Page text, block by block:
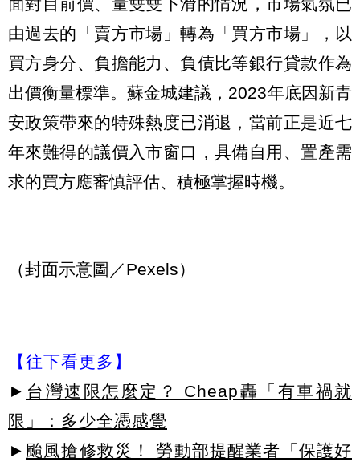
面對目前價、量雙雙下滑的情況，市場氣氛已
由過去的「賣方市場」轉為「買方市場」，以
買方身分、負擔能力、負債比等銀行貸款作為
出價衡量標準。蘇金城建議，2023年底因新青
安政策帶來的特殊熱度已消退，當前正是近七
年來難得的議價入市窗口，具備自用、置產需
求的買方應審慎評估、積極掌握時機。
（封面示意圖／Pexels）
【往下看更多】
► 台灣速限怎麼定？ Cheap轟「有車禍就
限」：多少全憑感覺
► 颱風搶修救災！ 勞動部提醒業者「保護好